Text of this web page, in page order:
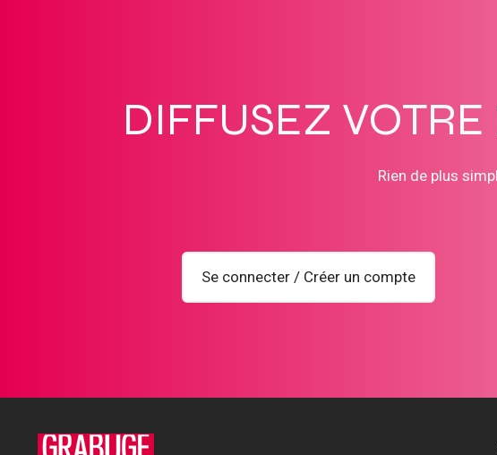
DIFFUSEZ
Rien de plus
Se connecter / Créer un compte